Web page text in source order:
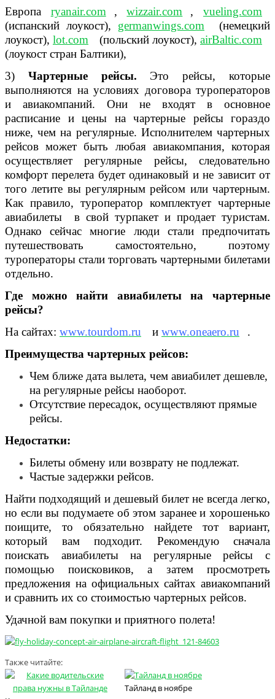
Европа ryanair.com ,wizzair.com ,vueling.com
(испанский лоукост), germanwings.com
(немецкий
лоукост), lot.com (польский лоукост), airBaltic.com
(лоукост стран Балтики),
3) Чартерные рейсы. Это рейсы, которые
выполняются на условиях договора туроператоров
и авиакомпаний. Они не входят в основное
расписание и цены на чартерные рейсы гораздо
ниже, чем на регулярные. Исполнителем чартерных
рейсов может быть любая авиакомпания, которая
осуществляет регулярные рейсы, следовательно
комфорт перелета будет одинаковый и не зависит от
того летите вы регулярным рейсом или чартерным.
Как правило, туроператор комплектует чартерные
авиабилеты в свой турпакет и продает туристам.
Однако сейчас многие люди стали предпочитать
путешествовать самостоятельно, поэтому
туроператоры стали торговать чартерными билетами
отдельно.
Где можно найти авиабилеты на чартерные
рейсы?
На сайтах: www.tourdom.ru и www.oneaero.ru
.
Преимущества чартерных рейсов:
Чем ближе дата вылета, чем авиабилет дешевле,
на регулярные рейсы наоборот.
Отсутствие пересадок, осуществляют прямые
рейсы.
Недостатки:
Билеты обмену или возврату не подлежат.
Частые задержки рейсов.
Найти подходящий и дешевый билет не всегда легко,
но если вы подумаете об этом заранее и хорошенько
поищите, то обязательно найдете тот вариант,
который вам подходит. Рекомендую сначала
поискать авиабилеты на регулярные рейсы с
помощью поисковиков, а затем просмотреть
предложения на официальных сайтах авиакомпаний
и сравнить их со стоимостью чартерных рейсов.
Удачной вам покупки и приятного полета!
Также читайте:
Тайланд в ноябре